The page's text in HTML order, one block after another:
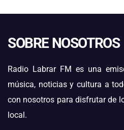
SOBRE NOSOTROS
Radio Labrar FM es una
música, noticias y cultura a
con nosotros para disfrutar de
local.